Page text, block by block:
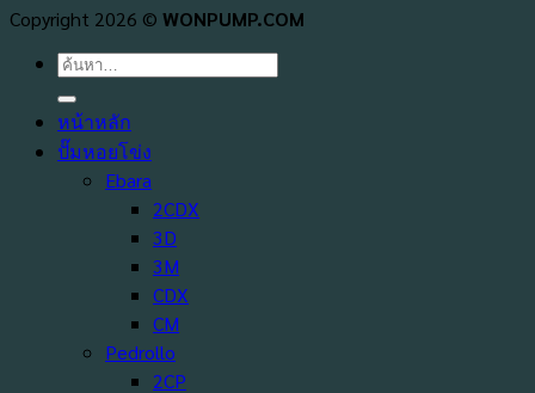
Copyright 2026 © WONPUMP.COM
ค้นหา:
หน้าหลัก
ปั๊มหอยโข่ง
Ebara
2CDX
3D
3M
CDX
CM
Pedrollo
2CP